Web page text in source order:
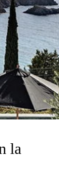
la